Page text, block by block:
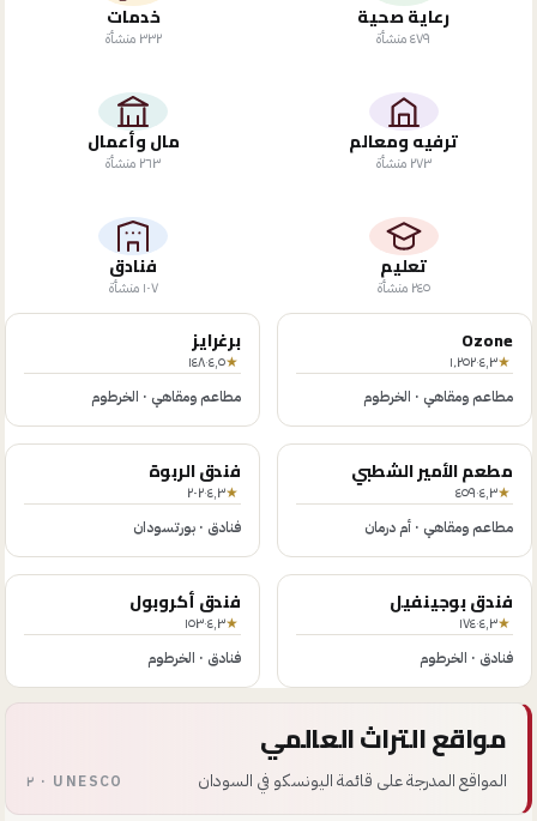
رعاية صحية
٤٧٩منشأة
خدمات
٣٣٢ منشأة
ترفيه ومعالم
٢٧٣ منشأة
مال وأعمال
٢٦٣ منشأة
تعليم
٢٤٥ منشأة
فنادق
١٠٧ منشأة
Ozone
★٤٫٣·١٬٢٥٢
مطاعم ومقاهي · الخرطوم
برغرايز
★٤٫٥·١٤٨
مطاعم ومقاهي · الخرطوم
مطعم الأمير الشطبي
★٤٫٣·٤٥٩
مطاعم ومقاهي ·أم درمان
فندق الربوة
★٤٫٣·٢٠٢
فنادق · بورتسودان
فندق بوجينفيل
★٤٫٣·١٧٤
فنادق · الخرطوم
فندق أكروبول
★٤٫٣·١٥٣
فنادق · الخرطوم
مواقع التراث العالمي
المواقع المدرجة على قائمة اليونسكو في السودان UNESCO · ٢